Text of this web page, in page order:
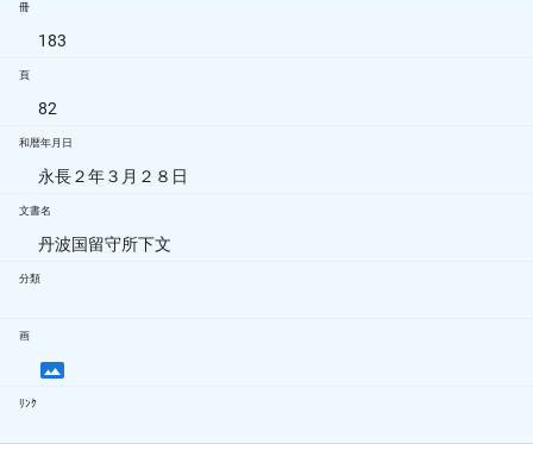
冊
183
頁
82
和暦年月日
永長２年３月２８日
文書名
丹波国留守所下文
分類
画
ﾘﾝｸ